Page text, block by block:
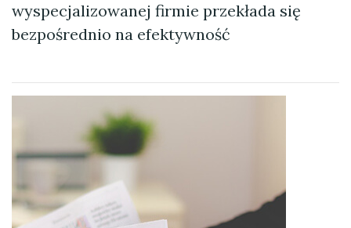
wyspecjalizowanej firmie przekłada się
bezpośrednio na efektywność